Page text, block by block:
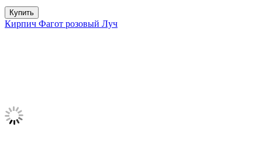
Купить
Кирпич Фагот розовый Луч